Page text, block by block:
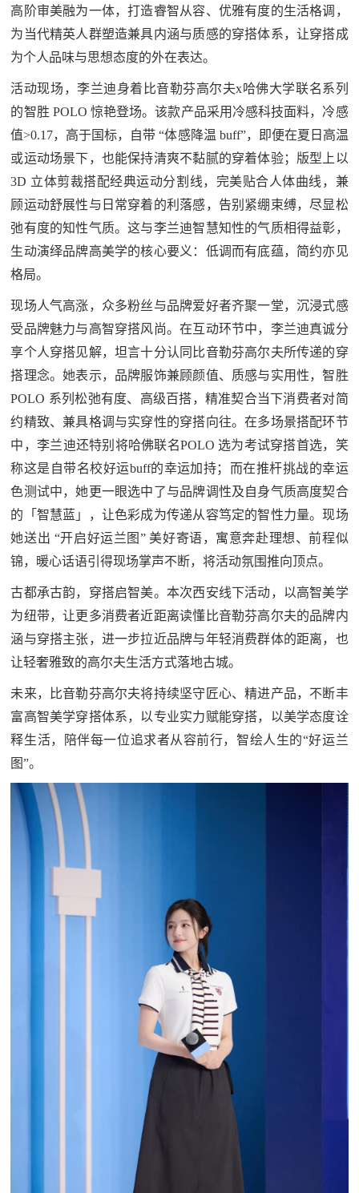
高阶审美融为一体，打造睿智从容、优雅有度的生活格调，
为当代精英人群塑造兼具内涵与质感的穿搭体系，让穿搭成
为个人品味与思想态度的外在表达。
活动现场，李兰迪身着比音勒芬高尔夫x哈佛大学联名系列
的智胜 POLO 惊艳登场。该款产品采用冷感科技面料，冷感
值>0.17，高于国标，自带 “体感降温 buff”，即便在夏日高温
或运动场景下，也能保持清爽不黏腻的穿着体验；版型上以
3D 立体剪裁搭配经典运动分割线，完美贴合人体曲线，兼
顾运动舒展性与日常穿着的利落感，告别紧绷束缚，尽显松
弛有度的知性气质。这与李兰迪智慧知性的气质相得益彰，
生动演绎品牌高美学的核心要义：低调而有底蕴，简约亦见
格局。
现场人气高涨，众多粉丝与品牌爱好者齐聚一堂，沉浸式感
受品牌魅力与高智穿搭风尚。在互动环节中，李兰迪真诚分
享个人穿搭见解，坦言十分认同比音勒芬高尔夫所传递的穿
搭理念。她表示，品牌服饰兼顾颜值、质感与实用性，智胜
POLO 系列松弛有度、高级百搭，精准契合当下消费者对简
约精致、兼具格调与实穿性的穿搭向往。在多场景搭配环节
中，李兰迪还特别将哈佛联名POLO 选为考试穿搭首选，笑
称这是自带名校好运buff的幸运加持；而在推杆挑战的幸运
色测试中，她更一眼选中了与品牌调性及自身气质高度契合
的「智慧蓝」，让色彩成为传递从容笃定的智性力量。现场
她送出 “开启好运兰图” 美好寄语，寓意奔赴理想、前程似
锦，暖心话语引得现场掌声不断，将活动氛围推向顶点。
古都承古韵，穿搭启智美。本次西安线下活动，以高智美学
为纽带，让更多消费者近距离读懂比音勒芬高尔夫的品牌内
涵与穿搭主张，进一步拉近品牌与年轻消费群体的距离，也
让轻奢雅致的高尔夫生活方式落地古城。
未来，比音勒芬高尔夫将持续坚守匠心、精进产品，不断丰
富高智美学穿搭体系，以专业实力赋能穿搭，以美学态度诠
释生活，陪伴每一位追求者从容前行，智绘人生的“好运兰
图”。